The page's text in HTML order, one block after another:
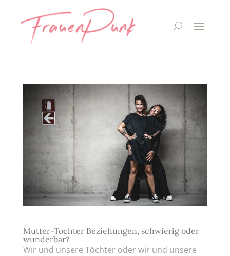
Mutter-Tochter Beziehungen, schwierig oder
wunderbar?
Wir und unsere Töchter oder wir und unsere